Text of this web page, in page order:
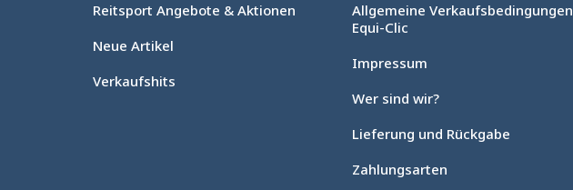
Reitsport Angebote & Aktionen
Neue Artikel
Verkaufshits
Allgemeine Verkaufsbedingungen
Equi-Clic
Impressum
Wer sind wir?
Lieferung und Rückgabe
Zahlungsarten